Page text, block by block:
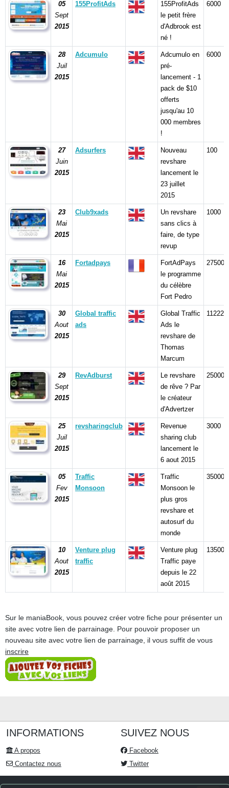
05
Sept
2015
155ProfitAds
155ProfitAds
le petit frère
d'Adbrook est
né !
6000
28
Juil
2015
Adcumulo
Adcumulo en
pré-
lancement - 1
pack de $10
offerts
jusqu'au 10
000 membres
!
6000
27
Juin
2015
Adsurfers
Nouveau
revshare
lancement le
23 juillet
2015
100
23
Mai
2015
Club9xads
Un revshare
sans clics à
faire, de type
revup
1000
16
Mai
2015
Fortadpays
FortAdPays
le programme
du célèbre
Fort Pedro
275000
30
Aout
2015
Global traffic
ads
Global Traffic
Ads le
revshare de
Thomas
Marcum
11222
29
Sept
2015
RevAdburst
Le revshare
de rêve ? Par
le créateur
d'Advertzer
25000
25
Juil
2015
revsharingclub
Revenue
sharing club
lancement le
6 aout 2015
3000
05
Fev
2015
Traffic
Monsoon
Traffic
Monsoon le
plus gros
revshare et
autosurf du
monde
10
Aout
2015
Venture plug
traffic
Venture plug
Traffic paye
depuis le 22
août 2015
13500
Sur le maniaBook, vous pouvez créer votre fiche pour présenter un
site avec votre lien de parrainage. Pour pouvoir proposer un
nouveau site avec votre lien de parrainage, il vous suffit de vous
inscrire
INFORMATIONS
A propos
Contactez nous
SUIVEZ NOUS
Facebook
Twitter